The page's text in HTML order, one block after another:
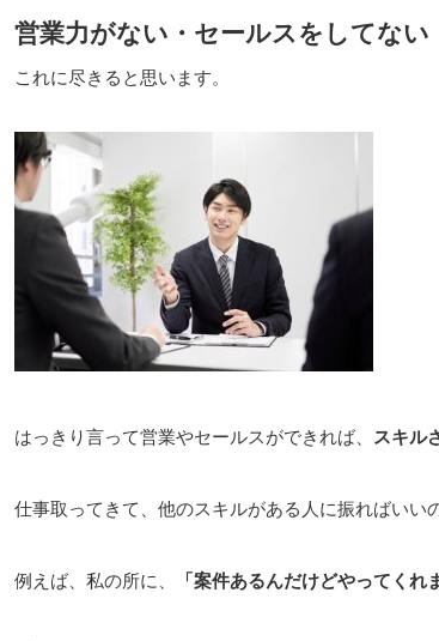
営業力がない・セールスをしてない
これに尽きると思います。
はっきり言って営業やセールスができれば、 スキル
仕事取ってきて、他のスキルがある人に振ればいい
例えば、私の所に、 「案件あるんだけどやってくれ